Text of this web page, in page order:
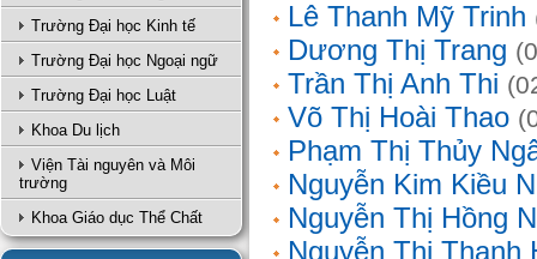
Trường Đại học Kinh tế
Trường Đại học Ngoại ngữ
Trường Đại học Luật
Khoa Du lịch
Viện Tài nguyên và Môi
trường
Khoa Giáo dục Thể Chất
Lê Thanh Mỹ Trinh
Dương Thị Trang
Trần Thị Anh Thi
Võ Thị Hoài Thao
Phạm Thị Thủy
Nguyễn Kim Kiều
Nguyễn Thị Hồng
Nguyễn Thị Thanh